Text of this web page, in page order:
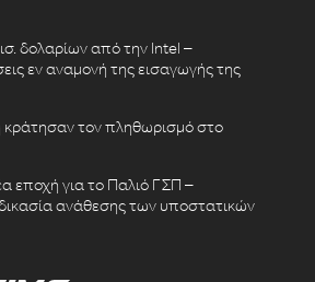
δολαρίων από την Intel –
εν αναμονή της εισαγωγής της
κράτησαν τον πληθωρισμό στο
εποχή για το Παλιό ΓΣΠ –
ανάθεσης των υποστατικών